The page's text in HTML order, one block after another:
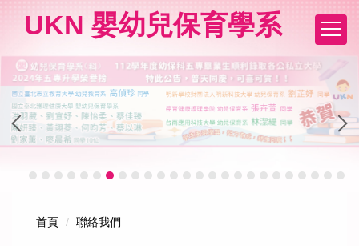
要
內
容
區
UKN 嬰幼兒保育學系
首頁 聯絡我們